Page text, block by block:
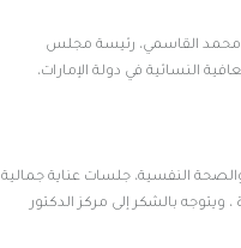
محمد القاسمي، رئيسة مجلس
النسائية في دولة الإمارات،
النفسية، جلسات عناية جمالية
إنجاح المبادرة ، ويتوجه بالشكر إلى مركز الدكتور